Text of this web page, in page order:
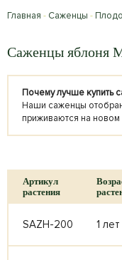
Главная - Саженцы -
Саженцы яблоня
Почему лучше купить
Наши саженцы
приживаются на новом
Артикул
растения
SAZH-200 1 лет